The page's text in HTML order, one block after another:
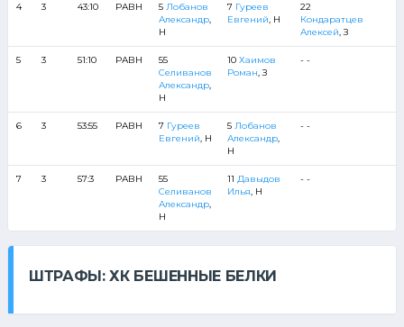
4 3 43:10 РАВН 5 Лобанов
Александр,
Н
7 Гуреев
Евгений, Н
22
Кондаратцев
Алексей, З
5 3 51:10 РАВН
55
Селиванов
Александр,
Н
10 Хаимов
Роман, З
- -
6 3 53:55 РАВН 7 Гуреев
Евгений, Н
5 Лобанов
Александр,
Н
- -
7 3 57:3 РАВН
55
Селиванов
Александр,
Н
11 Давыдов
Илья, Н
- -
ШТРАФЫ: ХК БЕШЕННЫЕ БЕЛКИ